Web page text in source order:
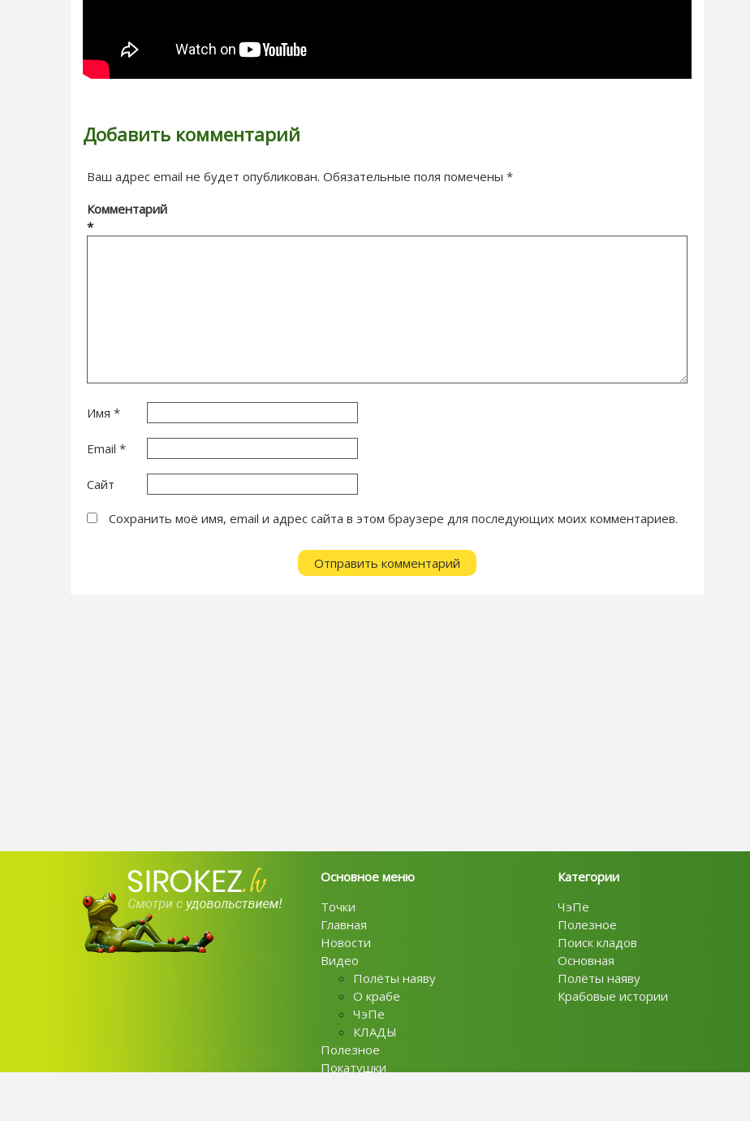
Добавить комментарий
Ваш адрес email не будет опубликован. Обязательные поля помечены *
Комментарий
*
Имя *
Email *
Сайт
Сохранить моё имя, email и адрес сайта в этом браузере для последующих моих комментариев.
Основное меню
Точки
Главная
Новости
Видео
Полёты наяву
О крабе
ЧэПе
КЛАДЫ
Полезное
Покатушки
Категории
ЧэПе
Полезное
Поиск кладов
Основная
Полёты наяву
Крабовые истории